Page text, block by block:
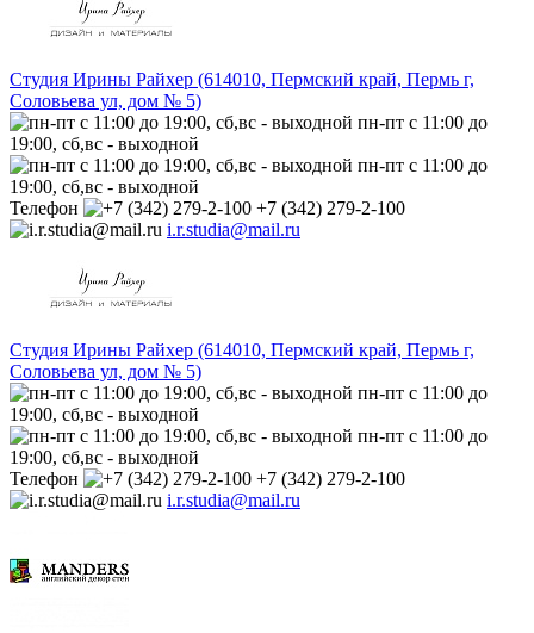
Студия Ирины Райхер (614010, Пермский край, Пермь г,
Соловьева ул, дом № 5)
пн-пт с 11:00 до
19:00, сб,вс - выходной
пн-пт с 11:00 до
19:00, сб,вс - выходной
Телефон
+7 (342) 279-2-100
i.r.studia@mail.ru
Студия Ирины Райхер (614010, Пермский край, Пермь г,
Соловьева ул, дом № 5)
пн-пт с 11:00 до
19:00, сб,вс - выходной
пн-пт с 11:00 до
19:00, сб,вс - выходной
Телефон
+7 (342) 279-2-100
i.r.studia@mail.ru